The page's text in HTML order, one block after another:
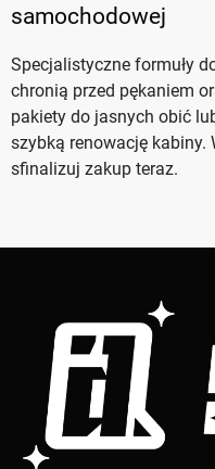
samochodowej
Specjalistyczne formuły
chronią przed pękaniem
pakiety do jasnych obić
szybką renowację kabiny.
sfinalizuj zakup teraz.